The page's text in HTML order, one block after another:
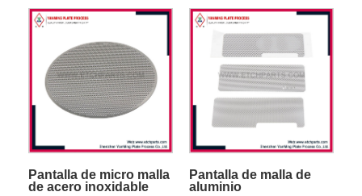
Pantalla de micro malla
de acero inoxidable
Pantalla de malla de
aluminio